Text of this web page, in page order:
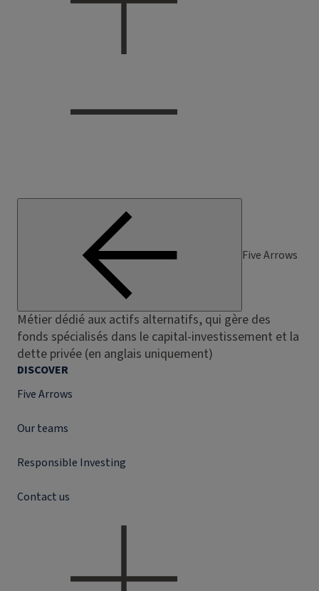
Five Arrows
Métier dédié aux actifs alternatifs, qui gère des
fonds spécialisés dans le capital-investissement et la
dette privée (en anglais uniquement)
DISCOVER
Five Arrows
Our teams
Responsible Investing
Contact us